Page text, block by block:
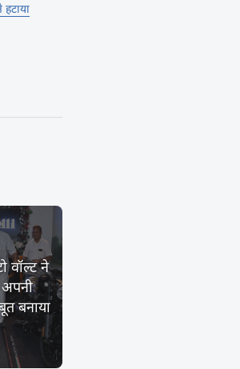
वॉल्ट ने
अपनी
बनाया